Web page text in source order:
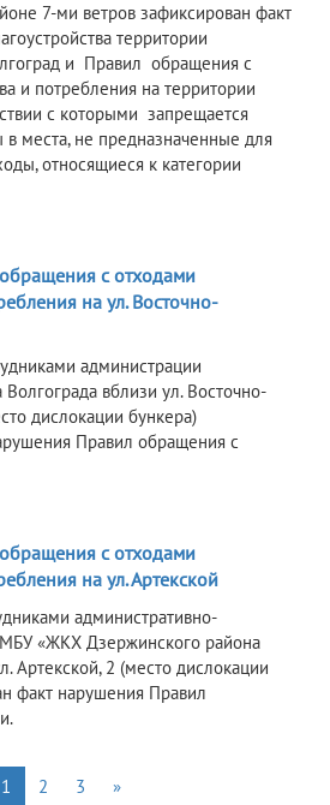
7-ми ветров зафиксирован факт
территории
и Правил обращения с
и потребления на территории
с которыми запрещается
в места, не предназначенные для
относящиеся к категории
с отходами
на ул. Восточно-
администрации
вблизи ул. Восточно-
дислокации бункера)
Правил обращения с
с отходами
на ул. Артекской
административно-
МБУ «ЖКХ Дзержинского района
Артекской, 2 (место дислокации
факт нарушения Правил
1 2 3 »